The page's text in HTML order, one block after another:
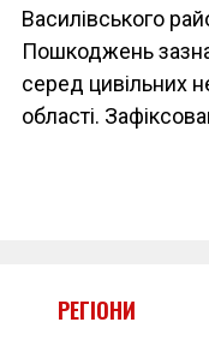
Василівського
Пошкоджень
серед цивільних
області.
РЕГІОНИ